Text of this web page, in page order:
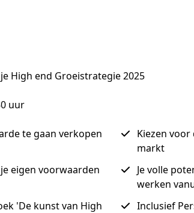
High end Groeistrategie 2025
uur
te gaan verkopen
Kiezen
markt
eigen voorwaarden
Je volle
werken
'De kunst van High
Inclusief